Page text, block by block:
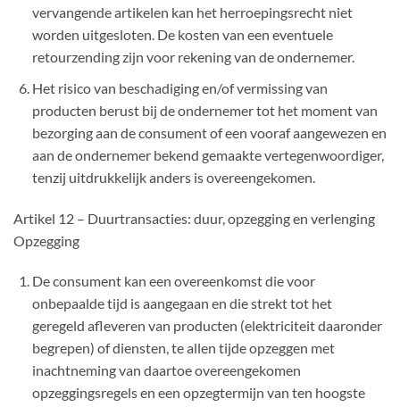
vervangende artikelen kan het herroepingsrecht niet
worden uitgesloten. De kosten van een eventuele
retourzending zijn voor rekening van de ondernemer.
Het risico van beschadiging en/of vermissing van
producten berust bij de ondernemer tot het moment van
bezorging aan de consument of een vooraf aangewezen en
aan de ondernemer bekend gemaakte vertegenwoordiger,
tenzij uitdrukkelijk anders is overeengekomen.
Artikel 12 – Duurtransacties: duur, opzegging en verlenging
Opzegging
De consument kan een overeenkomst die voor
onbepaalde tijd is aangegaan en die strekt tot het
geregeld afleveren van producten (elektriciteit daaronder
begrepen) of diensten, te allen tijde opzeggen met
inachtneming van daartoe overeengekomen
opzeggingsregels en een opzegtermijn van ten hoogste